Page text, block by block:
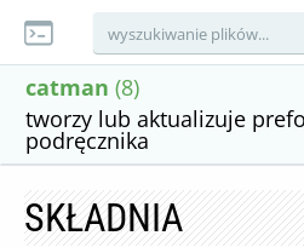
catman (8)
tworzy lub aktualizuje
podręcznika
SKŁADNIA